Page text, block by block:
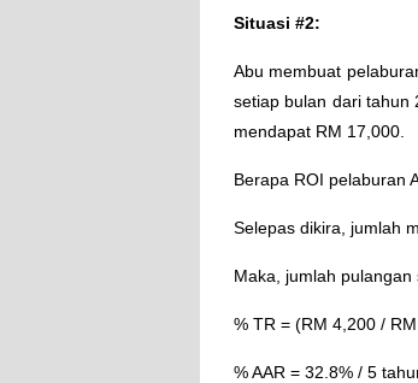
Situasi #2:
Abu membuat
setiap bulan dari tahun
mendapat RM 17,000.
Berapa ROI pelaburan
Selepas dikira, jumlah
Maka, jumlah
% TR = (RM 4,200 /
% AAR = 32.8% / 5